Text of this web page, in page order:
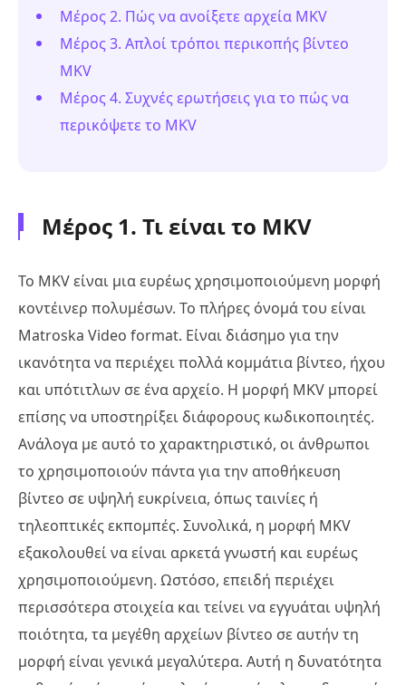
Μέρος 2. Πώς να ανοίξετε αρχεία MKV
Μέρος 3. Απλοί τρόποι περικοπής βίντεο
MKV
Μέρος 4. Συχνές ερωτήσεις για το πώς να
περικόψετε το MKV
Μέρος 1. Τι είναι το MKV
Το MKV είναι μια ευρέως χρησιμοποιούμενη μορφή
κοντέινερ πολυμέσων. Το πλήρες όνομά του είναι
Matroska Video format. Είναι διάσημο για την
ικανότητα να περιέχει πολλά κομμάτια βίντεο, ήχου
και υπότιτλων σε ένα αρχείο. Η μορφή MKV μπορεί
επίσης να υποστηρίξει διάφορους κωδικοποιητές.
Ανάλογα με αυτό το χαρακτηριστικό, οι άνθρωποι
το χρησιμοποιούν πάντα για την αποθήκευση
βίντεο σε υψηλή ευκρίνεια, όπως ταινίες ή
τηλεοπτικές εκπομπές. Συνολικά, η μορφή MKV
εξακολουθεί να είναι αρκετά γνωστή και ευρέως
χρησιμοποιούμενη. Ωστόσο, επειδή περιέχει
περισσότερα στοιχεία και τείνει να εγγυάται υψηλή
ποιότητα, τα μεγέθη αρχείων βίντεο σε αυτήν τη
μορφή είναι γενικά μεγαλύτερα. Αυτή η δυνατότητα